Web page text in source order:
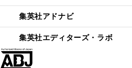
集英社アドナビ
集英社エディターズ・ラボ